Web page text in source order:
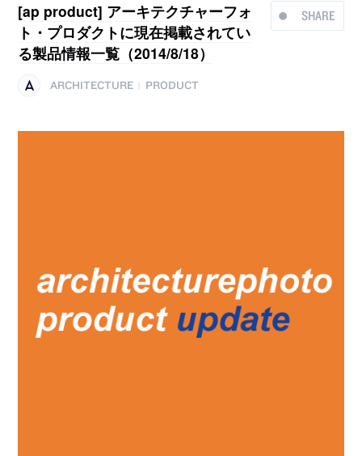
SHARE
[ap product] アーキテクチャーフォ
ト・プロダクトに現在掲載されてい
る製品情報一覧（2014/8/18）
ARCHITECTURE PRODUCT